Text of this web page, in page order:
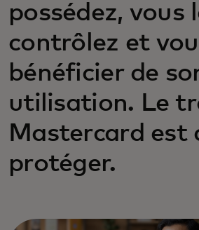
possédez, vous
contrôlez et
bénéficier de
utilisation. Le
Mastercard est
protéger.